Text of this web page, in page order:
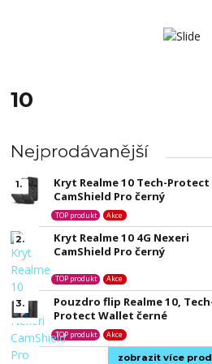
10
Nejprodávanější
1.
Kryt Realme 10 Tech-Protect
CamShield Pro černý
TOP produkt Akce
2.
Kryt Realme 10 4G Nexeri
CamShield Pro černý
TOP produkt Akce
3.
Pouzdro flip Realme 10,
Protect Wallet černé
TOP produkt Akce
zobrazit více